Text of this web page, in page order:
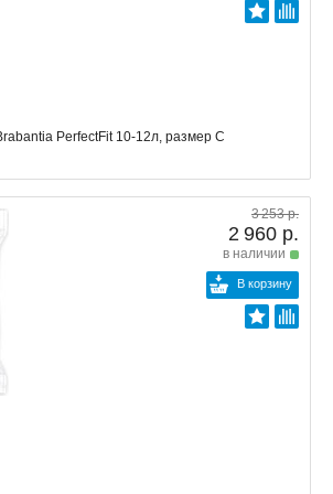
PerfectFit 10-12л, размер C
3 253 р.
2 960 р.
в наличии
В корзину